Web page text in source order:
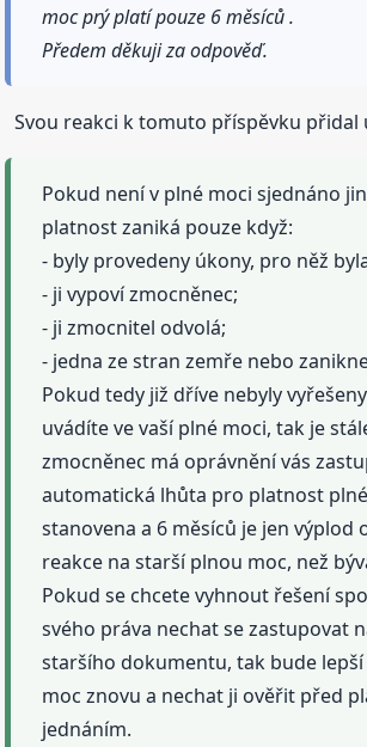
moc prý platí pouze 6 měsíců .
Předem děkuji za odpověď.
Svou reakci k tomuto příspěvku přidal
Pokud není v plné moci sjednáno
platnost zaniká pouze když:
- byly provedeny úkony, pro něž
- ji vypoví zmocněnec;
- ji zmocnitel odvolá;
- jedna ze stran zemře nebo
Pokud tedy již dříve nebyly
uvádíte ve vaší plné moci, tak je
zmocněnec má oprávnění vás
automatická lhůta pro platnost
stanovena a 6 měsíců je jen výplod
reakce na starší plnou moc, než
Pokud se chcete vyhnout řešení
svého práva nechat se zastupovat
staršího dokumentu, tak bude
moc znovu a nechat ji ověřit před
jednáním.